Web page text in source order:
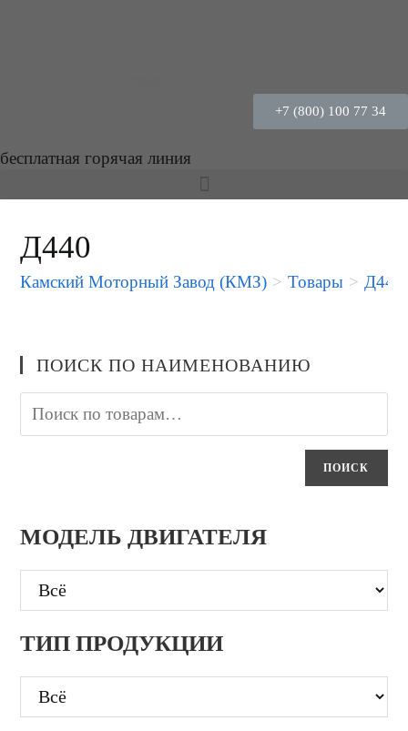
+7 (800) 100 77 34
бесплатная горячая линия
Д440
Камский Моторный Завод (КМЗ) > Товары > Д440
ПОИСК ПО НАИМЕНОВАНИЮ
ПОИСК
МОДЕЛЬ ДВИГАТЕЛЯ
ТИП ПРОДУКЦИИ